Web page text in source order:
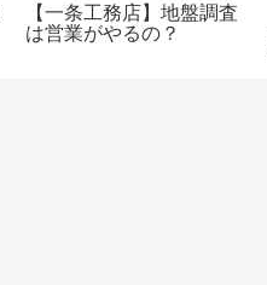
【一条工務店】地盤調査
は営業がやるの？